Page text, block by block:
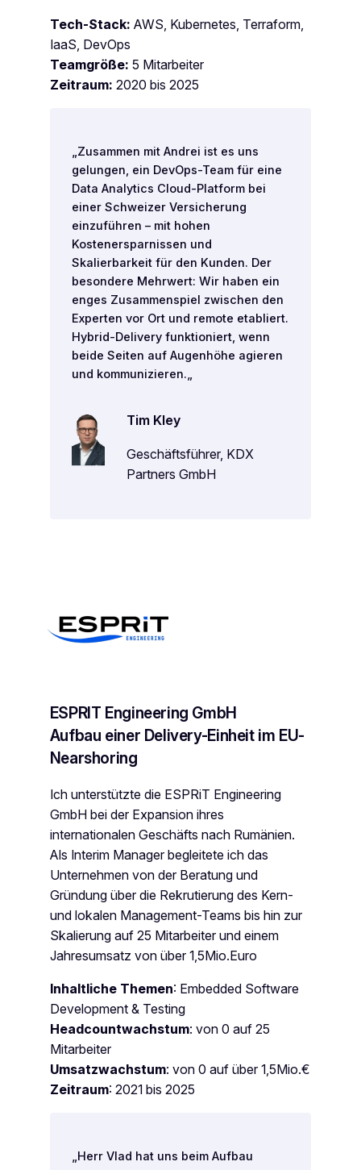
Tech-Stack: AWS, Kubernetes, Terraform,
IaaS, DevOps
Teamgröße: 5 Mitarbeiter
Zeitraum: 2020 bis 2025
„Zusammen mit Andrei ist es uns
gelungen, ein DevOps-Team für eine
Data Analytics Cloud-Platform bei
einer Schweizer Versicherung
einzuführen – mit hohen
Kostenersparnissen und
Skalierbarkeit für den Kunden. Der
besondere Mehrwert: Wir haben ein
enges Zusammenspiel zwischen den
Experten vor Ort und remote etabliert.
Hybrid-Delivery funktioniert, wenn
beide Seiten auf Augenhöhe agieren
und kommunizieren.„
Tim Kley
Geschäftsführer, KDX
Partners GmbH
ESPRIT Engineering GmbH
Aufbau einer Delivery-Einheit im EU-
Nearshoring
Ich unterstützte die ESPRiT Engineering
GmbH bei der Expansion ihres
internationalen Geschäfts nach Rumänien.
Als Interim Manager begleitete ich das
Unternehmen von der Beratung und
Gründung über die Rekrutierung des Kern-
und lokalen Management-Teams bis hin zur
Skalierung auf 25 Mitarbeiter und einem
Jahresumsatz von über 1,5Mio.Euro
Inhaltliche Themen: Embedded Software
Development & Testing
Headcountwachstum: von 0 auf 25
Mitarbeiter
Umsatzwachstum: von 0 auf über 1,5Mio.€
Zeitraum: 2021 bis 2025
„Herr Vlad hat uns beim Aufbau